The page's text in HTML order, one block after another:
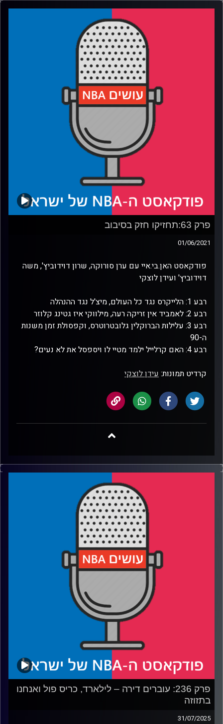
פרק 63:תחזיקו חזק בסיבוב
01/06/2021
פודקאסט האן.בי.איי עם ערן סורוקה, שרון דוידוביץ', משה
דוידוביץ' ועידן לוצקי
רבע 1: הלייקרס נגד כל העולם, מיצ'ל נגד ההנהלה
רבע 2: לאמביד אין זריקה רעה, מילווקי איז גטינג קלוזר
רבע 3: עלילות הברוקלין גלובטרוטרס, וקפסולת זמן משנות
ה-90
רבע 4: האם קרלייל ילמד מטיי לו ויספסל את לא נעים?
קרדיט תמונות:עידן לוצקי
פרק 236: עוברים דירה – לילארד, כריס פול ואנחנו
בתזוזה
31/07/2025